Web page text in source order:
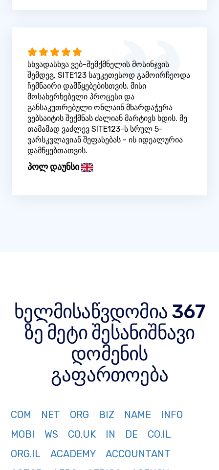
სხვადასხვა ვებ-შემქმნელის მოსინჯვის
შემდეგ, SITE123 საუკეთესოდ გამოირჩეოდა
ჩემნაირი დამწყებებისთვის. მისი
მოსახერხებელი პროცესი და
განსაკუთრებული ონლაინ მხარდაჭერა
ვებსაიტის შექმნას ძალიან მარტივს ხდის. მე
თამამად ვაძლევ SITE123-ს სრულ 5-
ვარსკვლავიან შეფასებას - ის იდეალურია
დამწყებთათვის.
პოლ დაუნსი
ხელმისაწვდომია 367
ზე მეტი შესანიშნავი
დომენის
გაფართოება
COM NET ORG BIZ NAME
INFO
MOBI
WS CO.UK IN DE
CO.IL
ORG.IL
ACADEMY
ACCOUNTANT